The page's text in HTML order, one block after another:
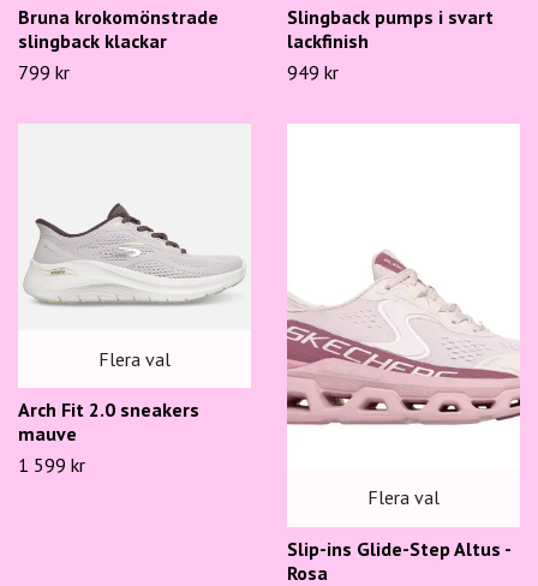
Bruna krokomönstrade
slingback klackar
799 kr
Slingback pumps i svart
lackfinish
949 kr
Flera val
Arch Fit 2.0 sneakers
mauve
1 599 kr
Flera val
Slip-ins Glide-Step Altus -
Rosa